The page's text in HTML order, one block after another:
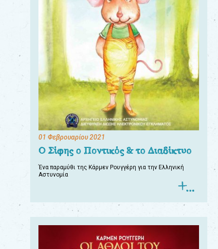
01 Φεβρουαρίου 2021
Ο Σίφης ο Ποντικός & το Διαδίκτυο
Ένα παραμύθι της Κάρμεν Ρουγγέρη για την Ελληνική
Αστυνομία